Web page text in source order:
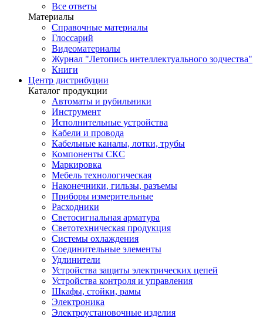
Все ответы
Материалы
Справочные материалы
Глоссарий
Видеоматериалы
Журнал "Летопись интеллектуального зодчества"
Книги
Центр дистрибуции
Каталог продукции
Автоматы и рубильники
Инструмент
Исполнительные устройства
Кабели и провода
Кабельные каналы, лотки, трубы
Компоненты СКС
Маркировка
Мебель технологическая
Наконечники, гильзы, разъемы
Приборы измерительные
Расходники
Светосигнальная арматура
Светотехническая продукция
Системы охлаждения
Соединительные элементы
Удлинители
Устройства защиты электрических цепей
Устройства контроля и управления
Шкафы, стойки, рамы
Электроника
Электроустановочные изделия